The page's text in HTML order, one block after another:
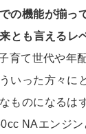
の機能が揃っ
とも言えるレ
育て世代や年
いった方々に
ものになるは
NAエンジ